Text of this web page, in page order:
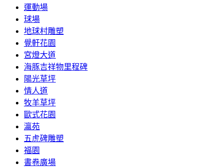
運動場
球場
地球村雕塑
覺軒花園
宮燈大道
海豚吉祥物里程碑
陽光草坪
情人道
牧羊草坪
歐式花園
瀛苑
五虎碑雕塑
福園
書卷廣場